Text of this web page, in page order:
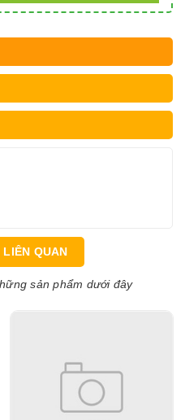
LIÊN QUAN
sản phẩm dưới đây